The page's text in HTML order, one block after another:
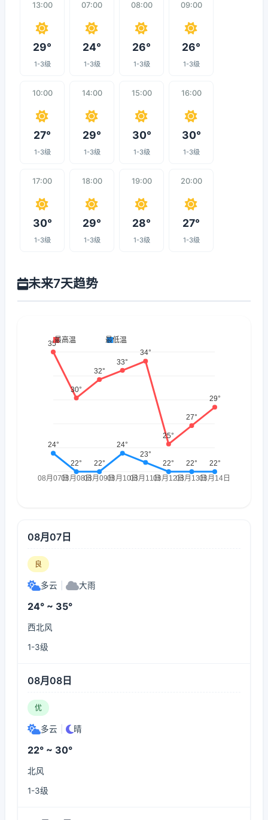
13:00
29°
1-3级
07:00
24°
1-3级
08:00
26°
1-3级
09:00
26°
1-3级
10:00
27°
1-3级
14:00
29°
1-3级
15:00
30°
1-3级
16:00
30°
1-3级
17:00
30°
1-3级
18:00
29°
1-3级
19:00
28°
1-3级
20:00
27°
1-3级
未来7天趋势
08月07日
良
多云 大雨
24° ~ 35°
西北风
1-3级
08月08日
优
多云 晴
22° ~ 30°
北风
1-3级